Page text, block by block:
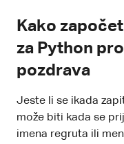
Kako
za Python
pozdrava
Jeste li se ikada
može biti kada se
imena regruta ili